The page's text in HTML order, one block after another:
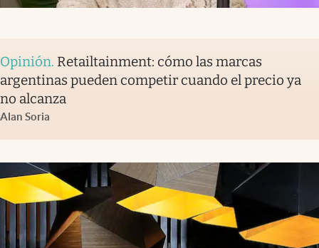
Opinión. Retailtainment: cómo las marcas
argentinas pueden competir cuando el precio ya
no alcanza
Alan Soria